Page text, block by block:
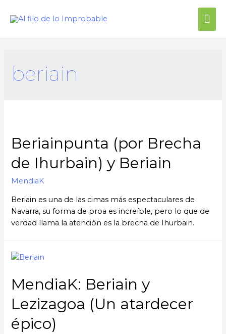
beriain
Beriainpunta (por Brecha
de Ihurbain) y Beriain
MendiaK
Beriain es una de las cimas más espectaculares de
Navarra, su forma de proa es increíble, pero lo que de
verdad llama la atención es la brecha de Ihurbain.
MendiaK: Beriain y
Lezizagoa (Un atardecer
épico)